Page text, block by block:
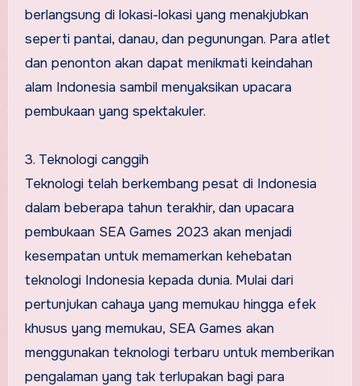
berlangsung di lokasi-lokasi yang menakjubkan
seperti pantai, danau, dan pegunungan. Para atlet
dan penonton akan dapat menikmati keindahan
alam Indonesia sambil menyaksikan upacara
pembukaan yang spektakuler.
3. Teknologi canggih
Teknologi telah berkembang pesat di Indonesia
dalam beberapa tahun terakhir, dan upacara
pembukaan SEA Games 2023 akan menjadi
kesempatan untuk memamerkan kehebatan
teknologi Indonesia kepada dunia. Mulai dari
pertunjukan cahaya yang memukau hingga efek
khusus yang memukau, SEA Games akan
menggunakan teknologi terbaru untuk memberikan
pengalaman yang tak terlupakan bagi para